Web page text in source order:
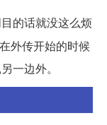
的话就没这么烦
外传开始的时候
一边外。